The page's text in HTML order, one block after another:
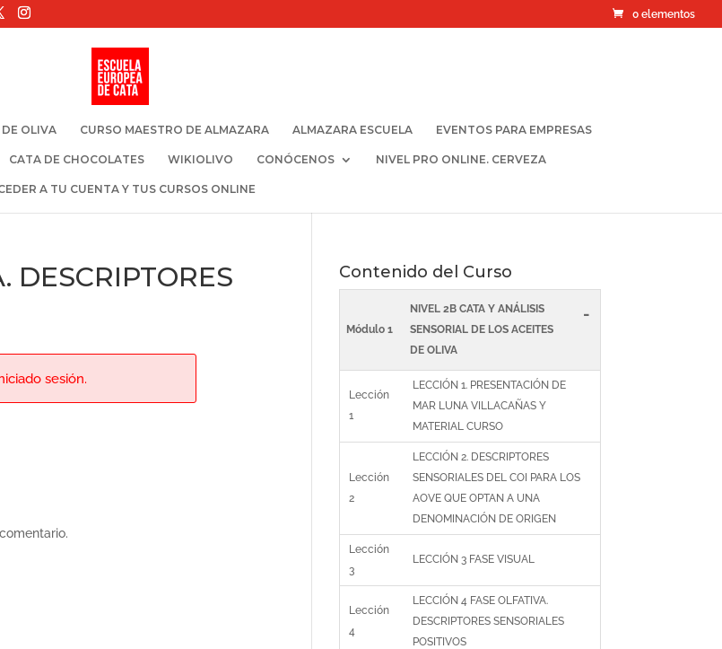
0 elementos
DE OLIVA CURSO MAESTRO DE ALMAZARA ALMAZARA ESCUELA EVENTOS PARA EMPRESAS
CATA DE CHOCOLATES WIKIOLIVO CONÓCENOS NIVEL PRO ONLINE. CERVEZA
A TU CUENTA Y TUS CURSOS ONLINE
DESCRIPTORES
sesión.
Contenido del Curso
Módulo 1
NIVEL 2B CATA Y ANÁLISIS
SENSORIAL DE LOS ACEITES
DE OLIVA
-
Lección
1
LECCIÓN 1. PRESENTACIÓN DE
MAR LUNA VILLACAÑAS Y
MATERIAL CURSO
Lección
2
LECCIÓN 2. DESCRIPTORES
SENSORIALES DEL COI PARA LOS
AOVE QUE OPTAN A UNA
DENOMINACIÓN DE ORIGEN
Lección
3
LECCIÓN 3 FASE VISUAL
Lección
4
LECCIÓN 4 FASE OLFATIVA.
DESCRIPTORES SENSORIALES
POSITIVOS